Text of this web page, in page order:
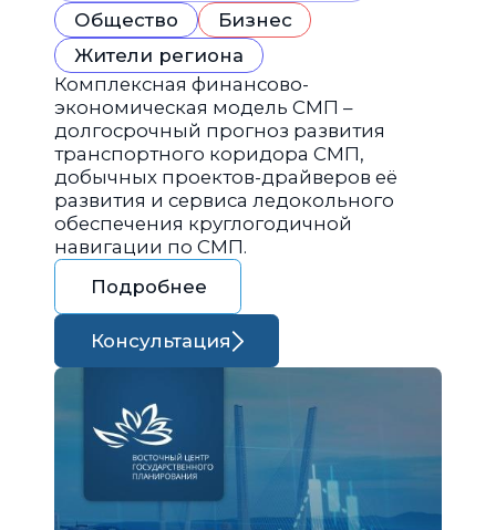
Общество
Бизнес
Жители региона
Комплексная финансово-
экономическая модель СМП –
долгосрочный прогноз развития
транспортного коридора СМП,
добычных проектов-драйверов её
развития и сервиса ледокольного
обеспечения круглогодичной
навигации по СМП.
Подробнее
Консультация